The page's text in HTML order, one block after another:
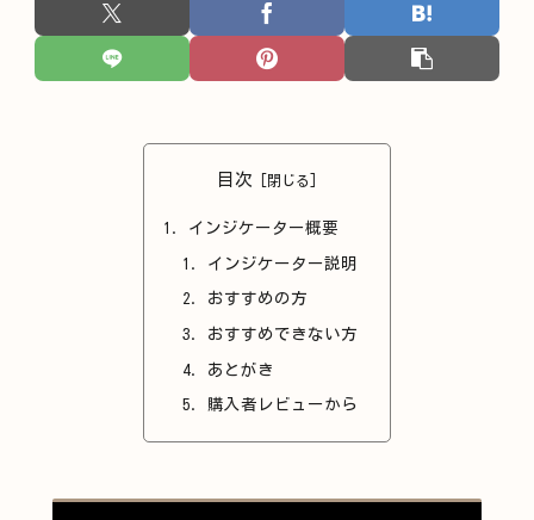
目次
インジケーター概要
インジケーター説明
おすすめの方
おすすめできない方
あとがき
購入者レビューから